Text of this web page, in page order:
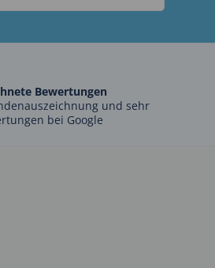
Bewertungen
und sehr
bei Google